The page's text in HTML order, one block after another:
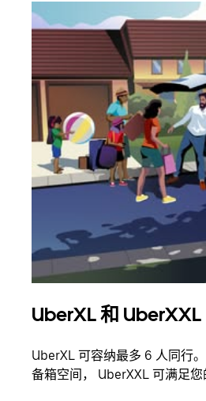
UberXL 和 UberXXL
UberXL 可容纳最多 6 人同行
备箱空间， UberXXL 可满足您